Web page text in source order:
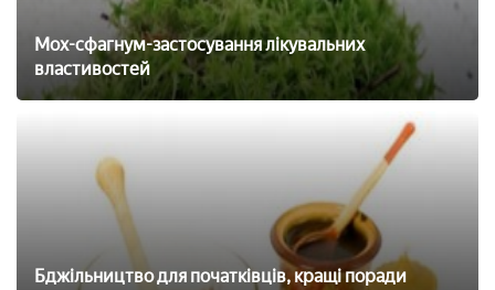
Мох-сфагнум-застосування лікувальних
властивостей
Бджільництво для початківців, кращі поради